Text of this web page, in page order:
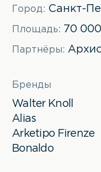
Город: Санкт-
Площадь: 70
Партнёры:
Бренды
Walter Knoll
Alias
Arketipo Firenze
Bonaldo